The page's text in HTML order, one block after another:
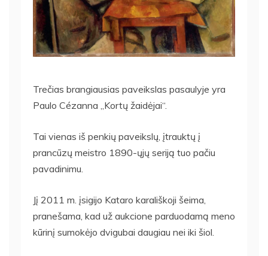
Trečias brangiausias paveikslas pasaulyje yra
Paulo Cézanna „Kortų žaidėjai“.
Tai vienas iš penkių paveikslų, įtrauktų į
prancūzų meistro 1890-ųjų seriją tuo pačiu
pavadinimu.
Jį 2011 m. įsigijo Kataro karališkoji šeima,
pranešama, kad už aukcione parduodamą meno
kūrinį sumokėjo dvigubai daugiau nei iki šiol.